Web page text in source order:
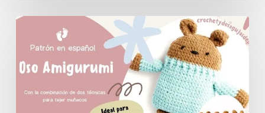
Patrón
oso
amigurumi